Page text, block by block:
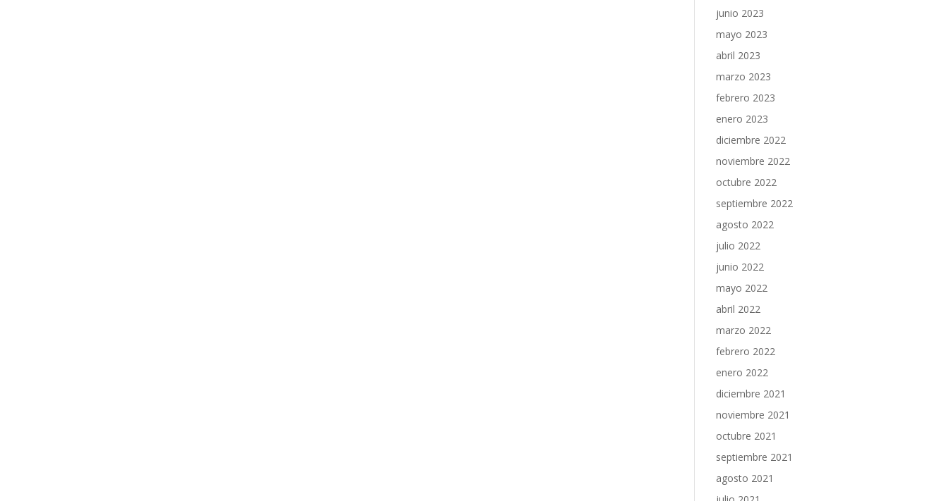
junio 2023
mayo 2023
abril 2023
marzo 2023
febrero 2023
enero 2023
diciembre 2022
noviembre 2022
octubre 2022
septiembre 2022
agosto 2022
julio 2022
junio 2022
mayo 2022
abril 2022
marzo 2022
febrero 2022
enero 2022
diciembre 2021
noviembre 2021
octubre 2021
septiembre 2021
agosto 2021